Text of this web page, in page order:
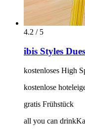
4.2 / 5
ibis Styles
kostenloses High
kostenlose
gratis Frühstück
all you can